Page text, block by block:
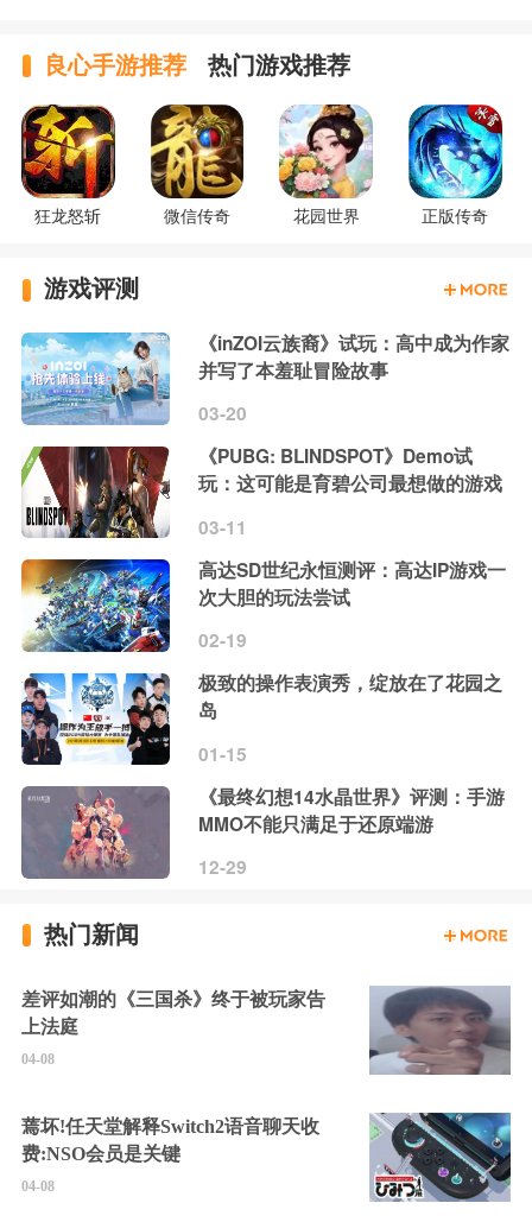
良心手游推荐 热门游戏推荐
狂龙怒斩 微信传奇 花园世界 正版传奇
游戏评测
《inZOI云族裔》试玩：高中成为作家
并写了本羞耻冒险故事
03-20
《PUBG: BLINDSPOT》Demo试
玩：这可能是育碧公司最想做的游戏
03-11
高达SD世纪永恒测评：高达IP游戏一
次大胆的玩法尝试
02-19
极致的操作表演秀，绽放在了花园之
岛
01-15
《最终幻想14水晶世界》评测：手游
MMO不能只满足于还原端游
12-29
热门新闻
差评如潮的《三国杀》终于被玩家告
上法庭
04-08
蔫坏!任天堂解释Switch2语音聊天收
费:NSO会员是关键
04-08